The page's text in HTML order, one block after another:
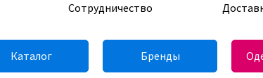
Сотрудничество
Каталог Бренды